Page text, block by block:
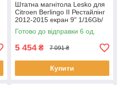
Штатна магнітола Lesko для
Citroen Berlingo II Рестайлінг
2012-2015 екран 9" 1/16Gb/
Wi-Fi GPS Optima 6шт
Готово до відправки 6 од.
5 454 ₴ 7 091 ₴
Купити